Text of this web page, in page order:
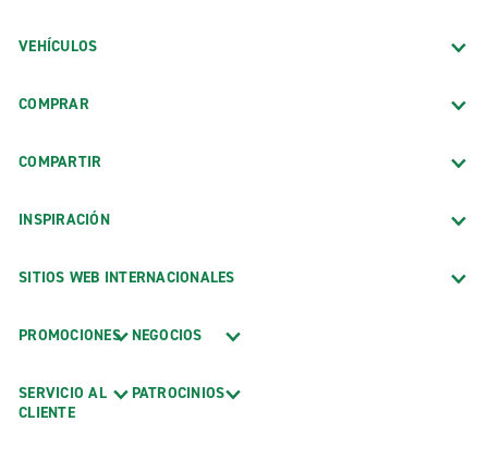
VEHÍCULOS
COMPRAR
COMPARTIR
INSPIRACIÓN
SITIOS WEB INTERNACIONALES
PROMOCIONES
SERVICIO AL
CLIENTE
NEGOCIOS
PATROCINIOS